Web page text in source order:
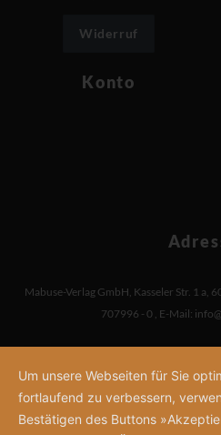
Widerruf
Konto
Mabuse-Verlag GmbH, Kasseler Str. 1 a,
707996 - 0 , E-Mail:
Um unsere Webseiten für Sie
fortlaufend zu verbessern,
Bestätigen des Buttons